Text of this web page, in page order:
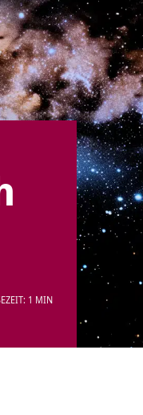
1 MIN